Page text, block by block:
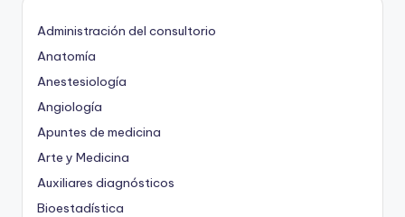
Administración del consultorio
Anatomía
Anestesiología
Angiología
Apuntes de medicina
Arte y Medicina
Auxiliares diagnósticos
Bioestadística